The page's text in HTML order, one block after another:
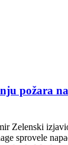
požara
Zelenski
sprovele